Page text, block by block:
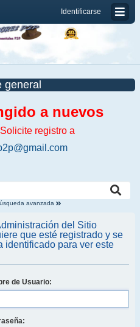
Identificarse
general
a nuevos
Solicite registro a
avanzada
del Sitio
que esté registrado y se
identificado para ver este
de Usuario: